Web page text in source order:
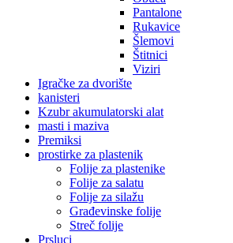
Pantalone
Rukavice
Šlemovi
Štitnici
Viziri
Igračke za dvorište
kanisteri
Kzubr akumulatorski alat
masti i maziva
Premiksi
prostirke za plastenik
Folije za plastenike
Folije za salatu
Folije za silažu
Građevinske folije
Streč folije
Prsluci